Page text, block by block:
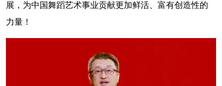
展，为中国舞蹈艺术事业贡献更加鲜活、富有创造性的
力量！